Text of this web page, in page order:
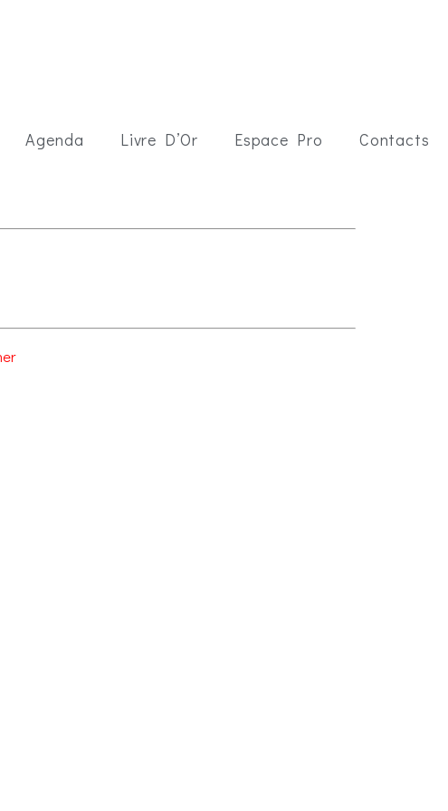
Agenda Livre D’Or Espace Pro Contacts